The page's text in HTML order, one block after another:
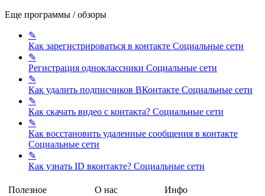
Еще программы / обзоры
✎
Как зарегистрироваться в контакте Социальные сети
✎
Регистрация одноклассники Социальные сети
✎
Как удалить подписчиков ВКонтакте Социальные сети
✎
Как скачать видео с контакта? Социальные сети
✎
Как восстановить удаленные сообщения в контакте
Социальные сети
✎
Как узнать ID вконтакте? Социальные сети
Полезное
О нас
Инфо